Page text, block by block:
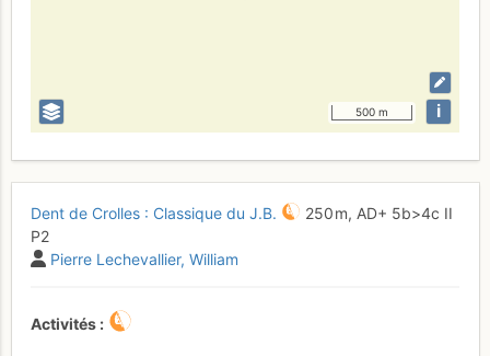
500 m i
Dent de Crolles : Classique du J.B. 250 m, AD+ 5b>4c II
P2
Pierre Lechevallier William
Activités